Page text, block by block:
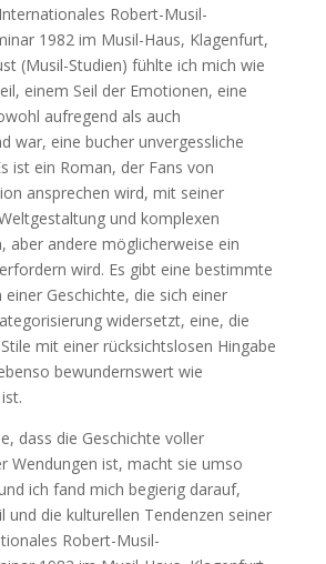
Robert-Musil-
1982 im Musil-Haus, Klagenfurt,
(Musil-Studien) fühlte ich mich wie
einem Seil der Emotionen, eine
aufregend als auch
war, eine bucher unvergessliche
ist ein Roman, der Fans von
ansprechen wird, mit seiner
und komplexen
aber andere möglicherweise ein
wird. Es gibt eine bestimmte
einer Geschichte, die sich einer
widersetzt, eine, die
mit einer rücksichtslosen Hingabe
bewundernswert wie
dass die Geschichte voller
Wendungen ist, macht sie umso
ich fand mich begierig darauf,
und die kulturellen Tendenzen seiner
Robert-Musil-